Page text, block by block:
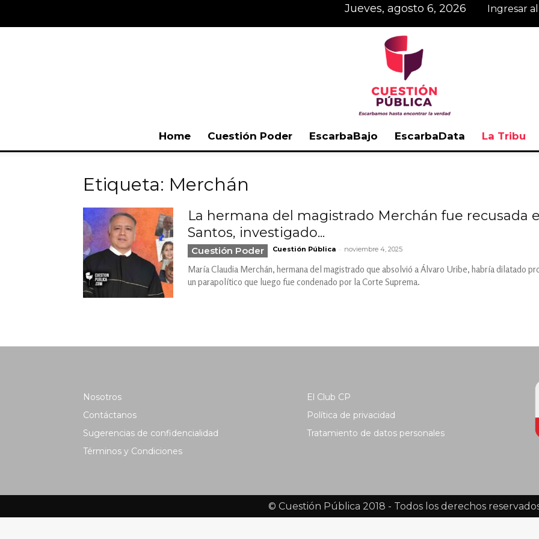
jueves, agosto 6, 2026 Ingresar
Home Cuestión Poder EscarbaBajo EscarbaData La Tribu
Etiqueta: Merchán
La hermana del magistrado Merchán fue recusada
Santos, investigado...
Cuestión Poder Cuestión Pública - noviembre 4, 2025
María Claudia Merchán, hermana del magistrado que absolvió a Álvaro Uribe, habría dilatado
un parapolítico que luego fue condenado por la Corte Suprema.
Nosotros
Contáctanos
Sugerencias de confidencialidad
Términos y Condiciones
El Club CP
Política de privacidad
Tratamiento de datos personales
© Cuestión Pública 2018 - Todos los derechos